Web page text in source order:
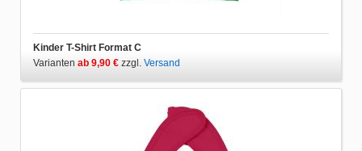
Kinder T-Shirt Format C
Varianten ab 9,90 € zzgl. Versand